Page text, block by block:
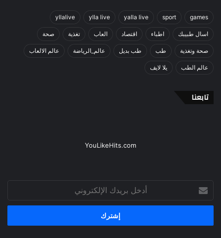
games
sport
yalla live
ylla live
yllalive
اسال طبيبك اطباء اقتصاد العاب تغذية صحة
صحة وتغذية طب طب بديل عالم_الرياضة عالم الالعاب
عالم الطب يلا لايف
تابعنا
YouLikeHits.com
بريدك
الإلكتروني